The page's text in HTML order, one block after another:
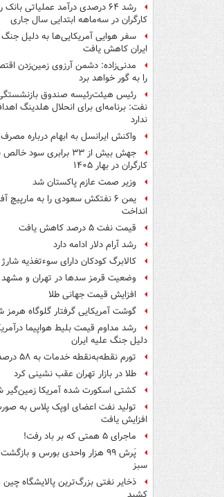
رشد ۶۴ درصدی درآمد عملیاتی بانک
کارگران در سه‌ماهه ابتدایی سال جاری
سفر هوایی آمریکایی‌ها به دلیل
ایران کاهش یافت
مدنی‌زاده: دشمن آرزوی زمین‌زدن
را به گور خواهد برد
رئیس هیئت‌رئیسه صندوق
نفت: برنامه‌ای برای انحلال هلدینگ
ندارد
واکنش ایرانسل به ابهام درباره مصرف
جهش بیش از ۳۳ برابری سود
کارگران در بهار ۱۴۰۵
وزیر صمت عازم پاکستان شد
یمن ۶ نفتکش سعودی را به مارپیچ
انداخت
قیمت نفت ۵ درصد کاهش یافت
رشد آرام دلار ادامه دارد
کالابرگ کودکان دارای سوءتغذیه
وضعیت قرمز سدها در تهران و مشهد
افزایش قیمت جهانی طلا
گوشت آمریکایی گرفتار گلوگاه هرمز
رشد مداوم قیمت بلیط هواپیما
دلیل جنگ علیه ایران
تورم نقطه‌به‌نقطه خدمات به ۵۸ درصد رسید
طلا در بازار تهران عقب نشینی کرد
کشتی اسکورت شده آمریکا زمین‌گیر
تولید نفت اعضای اوپک پلاس به
افزایش یافت
ماجرای ۵ همتی که بر باد رفت!
پَرش ۹۹ هزار واحدی بورس و
سبز
ذخایر نفتی بزرگ‌ترین پالایشگاه